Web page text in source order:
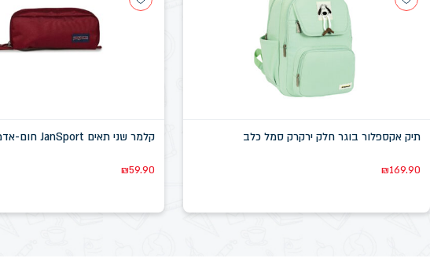
תיק אקספלור בוגר חלק ירקרק סמל כלב
₪169.90
קלמר שני תאים JanSport חום-אדמדם
₪59.90